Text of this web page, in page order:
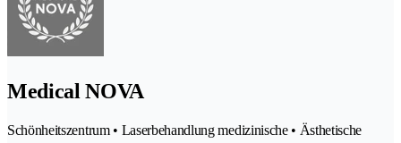
Medical NOVA
Schönheitszentrum • Laserbehandlung medizinische • Ästhetische